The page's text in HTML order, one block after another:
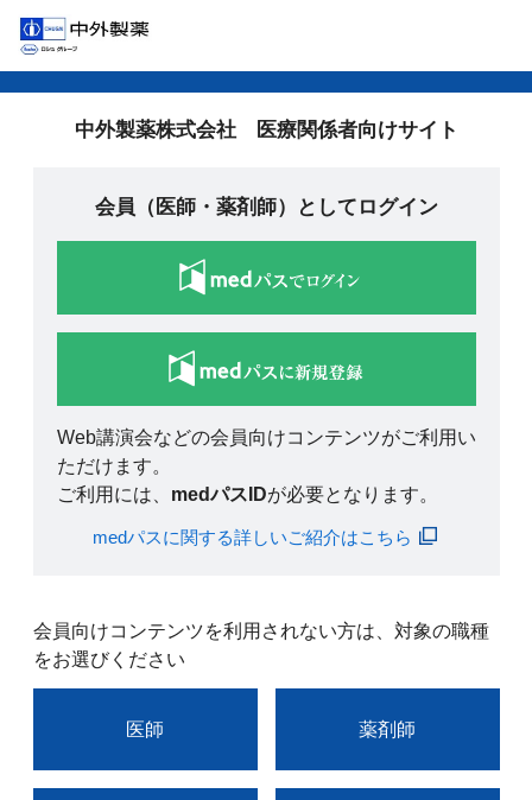
中外製薬株式会社 医療関係者向けサイト
会員（医師・薬剤師）としてログイン
Web講演会などの会員向けコンテンツがご利用い
ただけます。
ご利用には、 medパスIDが必要となります。
medパスに関する詳しいご紹介はこちら
会員向けコンテンツを利用されない方は、対象の職種
をお選びください
医師 薬剤師